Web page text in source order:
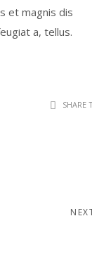
et magnis dis
a, tellus.
SHARE